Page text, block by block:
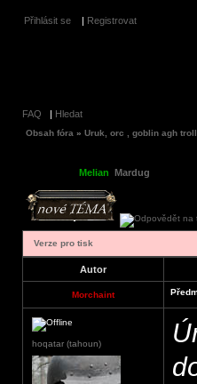
Přihlásit se | Registrovat
FAQ | Hledat
Obsah fóra » Uruk, orc , goblin agh
Melian Mardug
Verze pro tisk
Autor
Morchaint
hoqatar (tahoun)